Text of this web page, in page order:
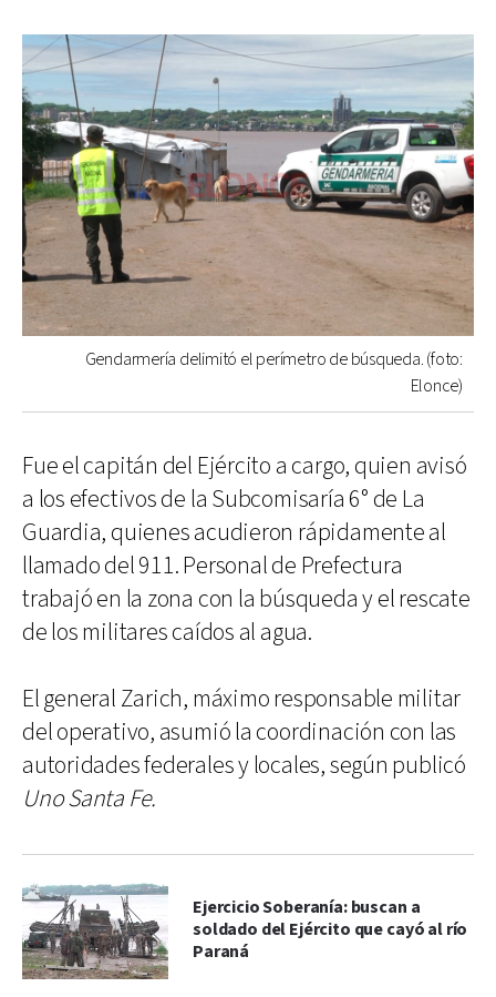
Gendarmería delimitó el perímetro de búsqueda. (foto:
Elonce)
Fue el capitán del Ejército a cargo, quien avisó
a los efectivos de la Subcomisaría 6° de La
Guardia, quienes acudieron rápidamente al
llamado del 911. Personal de Prefectura
trabajó en la zona con la búsqueda y el rescate
de los militares caídos al agua.
El general Zarich, máximo responsable militar
del operativo, asumió la coordinación con las
autoridades federales y locales, según publicó
Uno Santa Fe.
Ejercicio Soberanía: buscan a
soldado del Ejército que cayó al río
Paraná